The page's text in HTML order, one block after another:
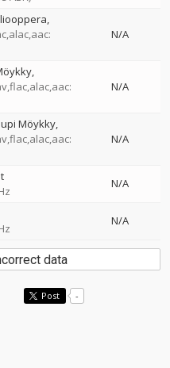
N/A
N/A
Möykky
N/A
N/A
N/A
data
Post -